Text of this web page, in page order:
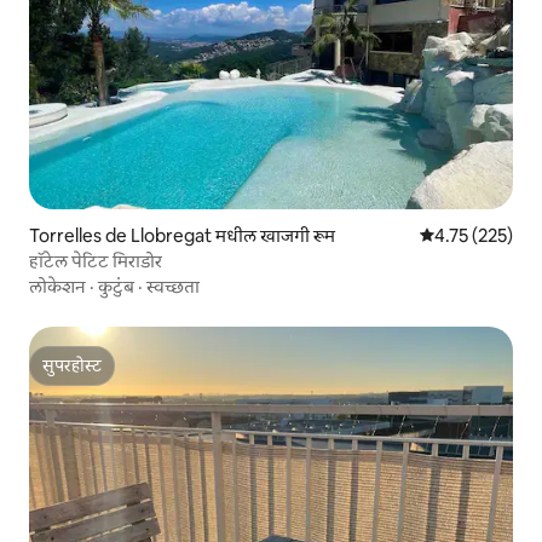
Torrelles de Llobregat मधील खाजगी रूम 5 पैकी 4.75
4.75 (225)
हॉटेल पेटिट मिराडोर
लोकेशन ·कुटुंब·स्वच्छता
सुपरहोस्ट
सुपरहोस्ट